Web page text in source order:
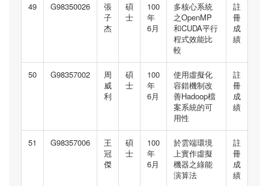
49 G98350026
張
子
杰
碩
士
100
年
6月
多核心系統
之OpenMP
和CUDA平行
程式效能比
較
註
冊
成
績
50 G98357002
周
威
利
碩
士
100
年
6月
使用虛擬化
容錯機制改
善Hadoop檔
案系統的可
用性
註
冊
成
績
51 G98357006
王
冠
傑
碩
士
100
年
6月
於雲端環境
上實作虛擬
機器之綠能
演算法
註
冊
成
績